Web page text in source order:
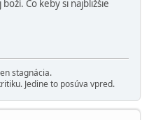
Čo keby si najbližšie
stagnácia.
Jedine to posúva vpred.